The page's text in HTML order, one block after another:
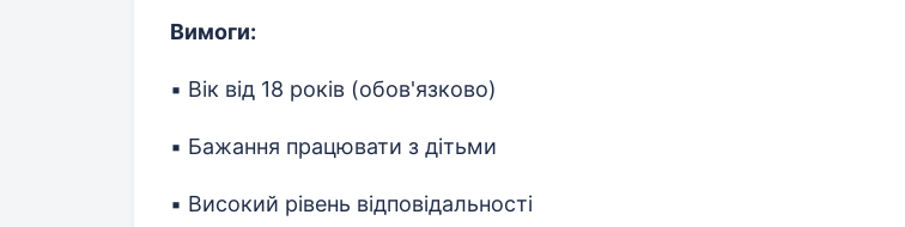
Вимоги:
▪️ Вік від 18 років (обов'язково)
▪️ Бажання працювати з дітьми
▪️ Високий рівень відповідальності